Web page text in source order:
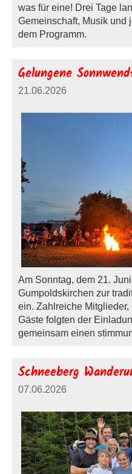
was für eine! Drei Tage
Gemeinschaft, Musik und
dem Programm.
Gelungene
21.06.2026
Am Sonntag, dem 21.
Gumpoldskirchen zur
ein. Zahlreiche
Gäste folgten der
gemeinsam einen
07.06.2026